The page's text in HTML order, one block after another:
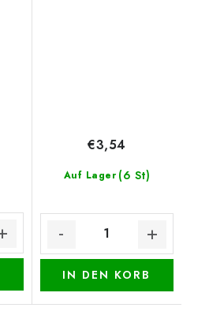
Auf Lager (6 St)
€3,54
IN DEN KORB